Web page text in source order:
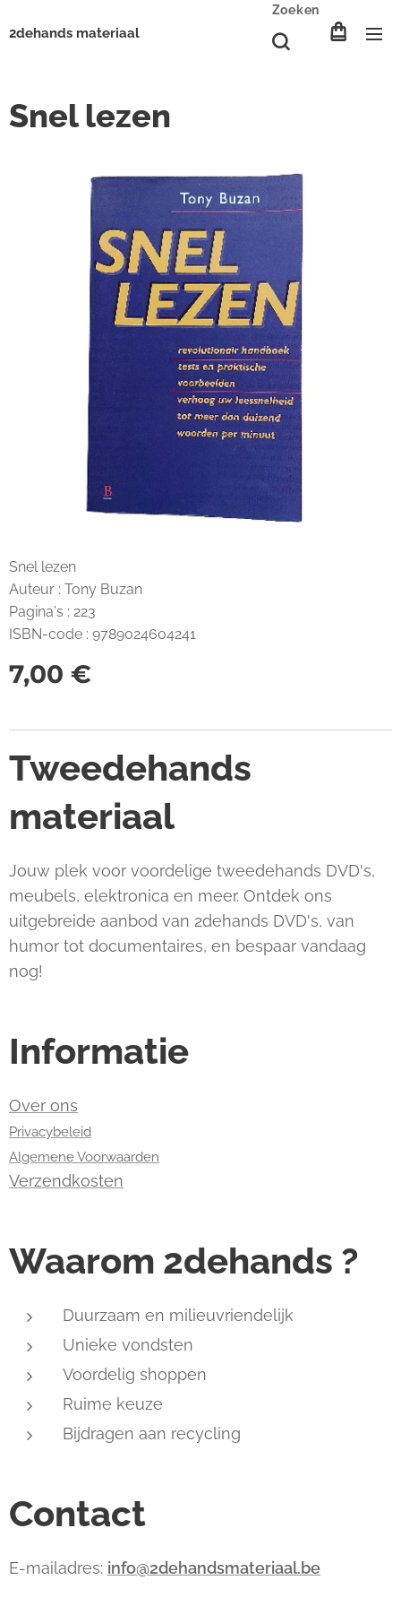
2dehands materiaal
Zoeken
Snel lezen
Snel lezen
Auteur : Tony Buzan
Pagina's : 223
ISBN-code : 9789024604241
7,00 €
Tweedehands
materiaal
Jouw plek voor voordelige tweedehands DVD's,
meubels, elektronica en meer. Ontdek ons
uitgebreide aanbod van 2dehands DVD's, van
humor tot documentaires, en bespaar vandaag
nog!
Informatie
Over ons
Privacybeleid
Algemene Voorwaarden
Verzendkosten
Waarom 2dehands ?
Duurzaam en milieuvriendelijk
Unieke vondsten
Voordelig shoppen
Ruime keuze
Bijdragen aan recycling
Contact
E-mailadres: info@2dehandsmateriaal.be